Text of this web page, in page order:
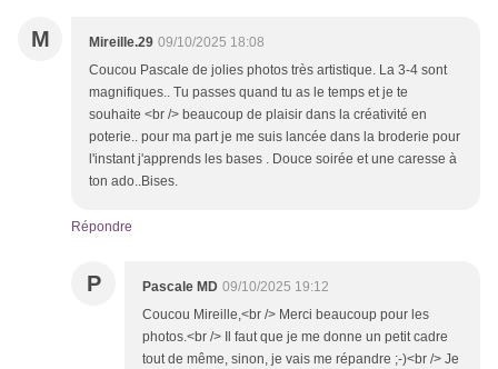
M Mireille.29 09/10/2025 18:08
Coucou Pascale de jolies photos très artistique. La 3-4 sont
magnifiques.. Tu passes quand tu as le temps et je te
souhaite <br /> beaucoup de plaisir dans la créativité en
poterie.. pour ma part je me suis lancée dans la broderie pour
l'instant j'apprends les bases . Douce soirée et une caresse à
ton ado..Bises.
Répondre
P Pascale MD 09/10/2025 19:12
Coucou Mireille,<br /> Merci beaucoup pour les
photos.<br /> Il faut que je me donne un petit cadre
tout de même, sinon, je vais me répandre ;-)<br /> Je